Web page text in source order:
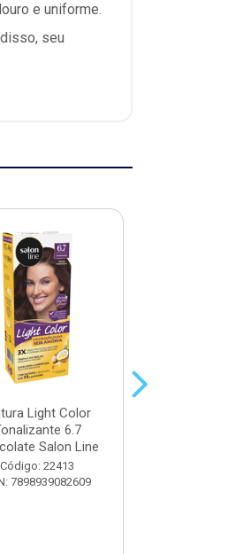
e uniforme.
seu
Light Color
6.7
Salon Line
Código: 22413
7898939082609